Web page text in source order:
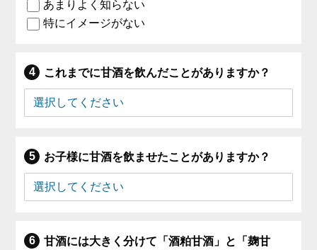
あまりよく知らない
特にイメージがない
これまでに甘酒を飲んだことがありますか？
お子様に甘酒を飲ませたことがありますか？
甘酒には大きく分けて「酒粕甘酒」と「麹甘